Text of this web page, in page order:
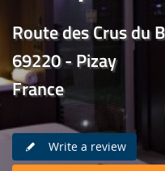
Route des Crus du
69220 - Pizay
France
Write a review